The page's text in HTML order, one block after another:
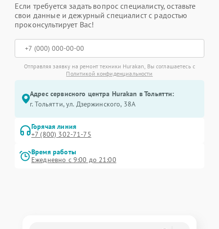
Если требуется задать вопрос специалисту, оставьте
свои данные и дежурный специалист с радостью
проконсультирует Вас!
Отправляя заявку на ремонт техники Hurakan, Вы соглашаетесь с
Политикой конфиденциальности
Адрес сервисного центра Hurakan в Тольятти:
г. Тольятти, ул. Дзержинского, 38А
Горячая линия
+7 (800) 302-71-75
Время работы
Ежедневно с 9:00 до 21:00